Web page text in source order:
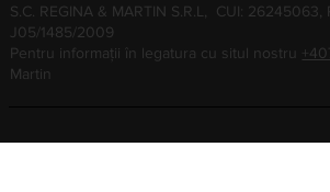
S.C. REGINA & MARTIN S.R.L, CUI: 26245063,
J05/1485/2009
Pentru informații în legatura cu situl nostru
Martin